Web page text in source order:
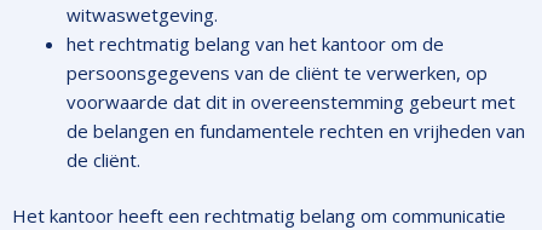
witwaswetgeving.
het rechtmatig belang van het kantoor om de
persoonsgegevens van de cliënt te verwerken, op
voorwaarde dat dit in overeenstemming gebeurt met
de belangen en fundamentele rechten en vrijheden van
de cliënt.
Het kantoor heeft een rechtmatig belang om communicatie